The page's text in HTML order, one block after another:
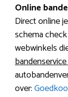
Online
Direct online
schema
webwinkels
over: